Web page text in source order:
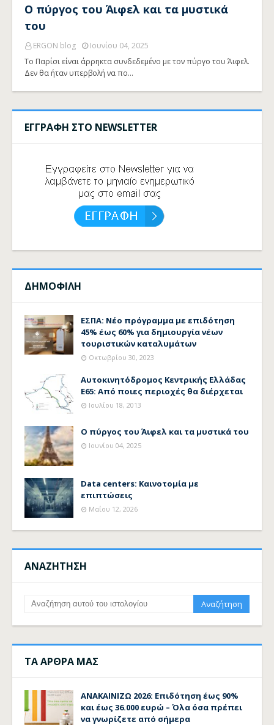
Ο πύργος του Άιφελ και τα μυστικά
του
ERGON blog
Ιουνίου 04, 2025
Το Παρίσι είναι άρρηκτα συνδεδεμένο με τον πύργο του Άιφελ.
Δεν θα ήταν υπερβολή να πο…
ΕΓΓΡΑΦΗ ΣΤΟ NEWSLETTER
ΔΗΜΟΦΙΛΗ
ΕΣΠΑ: Νέο πρόγραμμα με επιδότηση
45% έως 60% για δημιουργία νέων
τουριστικών καταλυμάτων
Οκτωβρίου 30, 2023
Αυτοκινητόδρομος Κεντρικής Ελλάδας
Ε65: Από ποιες περιοχές θα διέρχεται
Ιουλίου 18, 2013
Ο πύργος του Άιφελ και τα μυστικά του
Ιουνίου 04, 2025
Data centers: Καινοτομία με
επιπτώσεις
Μαΐου 12, 2026
ΑΝΑΖΗΤΗΣΗ
ΤΑ ΑΡΘΡΑ ΜΑΣ
ΑΝΑΚΑΙΝΙΖΩ 2026: Επιδότηση έως 90%
και έως 36.000 ευρώ – Όλα όσα πρέπει
να γνωρίζετε από σήμερα